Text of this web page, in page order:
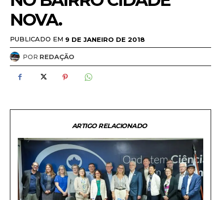
NOVA.
PUBLICADO EM 9 DE JANEIRO DE 2018
POR REDAÇÃO
ARTIGO RELACIONADO